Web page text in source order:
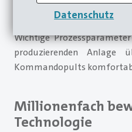
Datenschutz
neue Möglichkeiten für
Reaktion auf sich
Wichtige
produzierenden Anlage
Kommandopults
Millionenfach
Technologie